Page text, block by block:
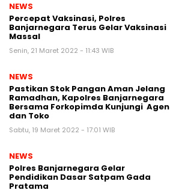
NEWS
Percepat Vaksinasi, Polres
Banjarnegara Terus Gelar Vaksinasi
Massal
Senin, 21 Maret 2022 - 11:43 WIB
NEWS
Pastikan Stok Pangan Aman Jelang
Ramadhan, Kapolres Banjarnegara
Bersama Forkopimda Kunjungi Agen
dan Toko
Sabtu, 19 Maret 2022 - 17:01 WIB
NEWS
Polres Banjarnegara Gelar
Pendidikan Dasar Satpam Gada
Pratama